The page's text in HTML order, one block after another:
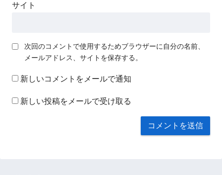
サイト
次回のコメントで使用するためブラウザーに自分の名前、
メールアドレス、サイトを保存する。
新しいコメントをメールで通知
新しい投稿をメールで受け取る